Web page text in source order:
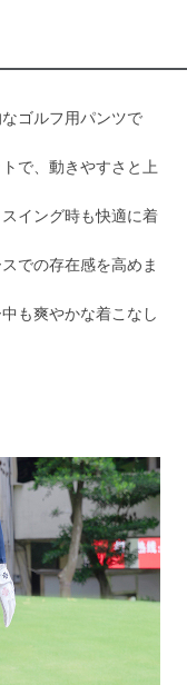
ゴルフ用パンツで
で、動きやすさと上
イング時も快適に着
での存在感を高めま
も爽やかな着こなし